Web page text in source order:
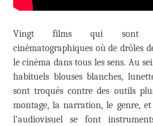
Vingt films qui sont
cinématographiques où de drôles
le cinéma dans tous les sens. Au
habituels blouses blanches,
sont troqués contre des outils
montage, la narration, le genre,
l’audiovisuel se font